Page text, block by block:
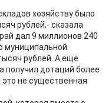
хозяйству было
рублей,- сказала
дал 9 миллионов 240
муниципальной
рублей. А ещё
получил дотаций более
не существенная